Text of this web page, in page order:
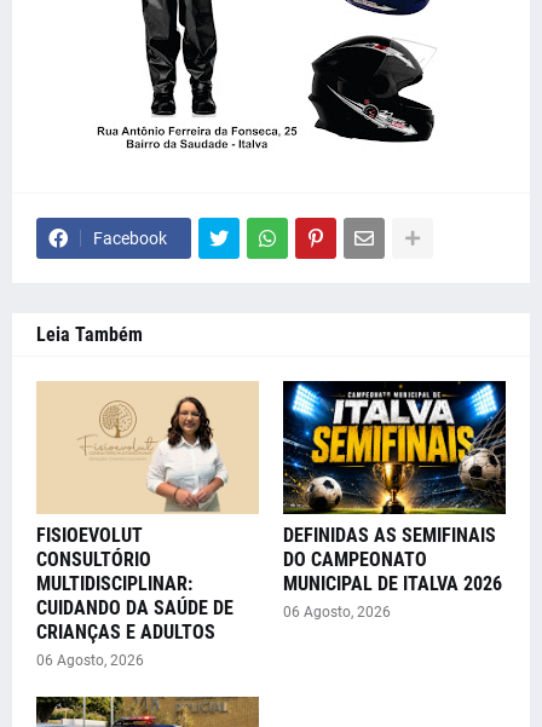
Facebook
Leia Também
FISIOEVOLUT
CONSULTÓRIO
MULTIDISCIPLINAR:
CUIDANDO DA SAÚDE DE
CRIANÇAS E ADULTOS
06 Agosto, 2026
DEFINIDAS AS SEMIFINAIS
DO CAMPEONATO
MUNICIPAL DE ITALVA 2026
06 Agosto, 2026